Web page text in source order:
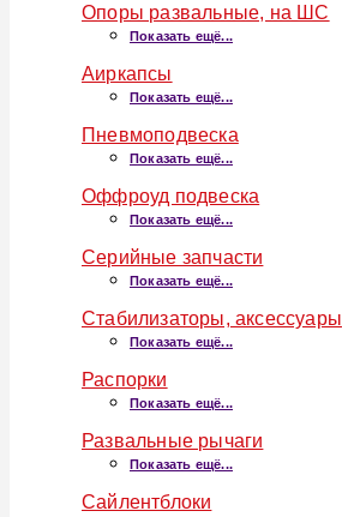
Опоры развальные, на ШС
Показать ещё...
Аиркапсы
Показать ещё...
Пневмоподвеска
Показать ещё...
Оффроуд подвеска
Показать ещё...
Серийные запчасти
Показать ещё...
Стабилизаторы, аксессуары
Показать ещё...
Распорки
Показать ещё...
Развальные рычаги
Показать ещё...
Сайлентблоки